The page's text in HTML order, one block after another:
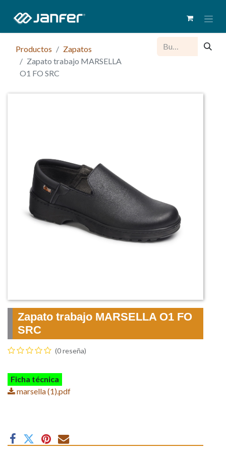
Productos
Zapatos
Zapato trabajo MARSELLA
O1 FO SRC
Zapato trabajo MARSELLA O1 FO
SRC
(0 reseña)
Ficha técnica
marsella (1).pdf